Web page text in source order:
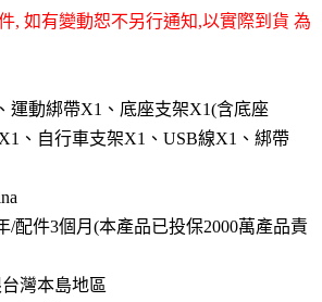
, 如有變動恕不另行通知,以實際到貨 為
運動綁帶X1、底座支架X1(含底座
、自行車支架X1、USB線X1、 綁帶
/配件3個月(本產品已投保2000萬產品責
灣本島地區